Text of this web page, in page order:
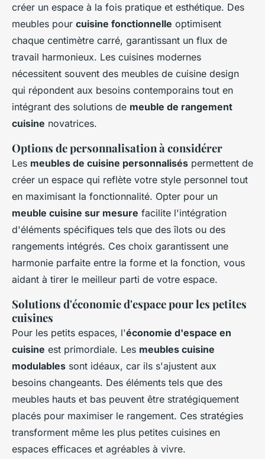
créer un espace à la fois pratique et esthétique. Des
meubles pour cuisine fonctionnelle optimisent
chaque centimètre carré, garantissant un flux de
travail harmonieux. Les cuisines modernes
nécessitent souvent des meubles de cuisine design
qui répondent aux besoins contemporains tout en
intégrant des solutions de meuble de rangement
cuisine novatrices.
Options de personnalisation à considérer
Les meubles de cuisine personnalisés permettent de
créer un espace qui reflète votre style personnel tout
en maximisant la fonctionnalité. Opter pour un
meuble cuisine sur mesure facilite l'intégration
d'éléments spécifiques tels que des îlots ou des
rangements intégrés. Ces choix garantissent une
harmonie parfaite entre la forme et la fonction, vous
aidant à tirer le meilleur parti de votre espace.
Solutions d'économie d'espace pour les petites
cuisines
Pour les petits espaces, l'économie d'espace en
cuisine est primordiale. Les meubles cuisine
modulables sont idéaux, car ils s'ajustent aux
besoins changeants. Des éléments tels que des
meubles hauts et bas peuvent être stratégiquement
placés pour maximiser le rangement. Ces stratégies
transforment même les plus petites cuisines en
espaces efficaces et agréables à vivre.